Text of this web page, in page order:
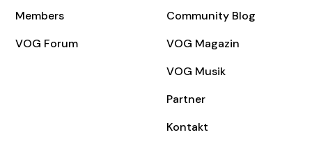
Members
VOG Forum
Community Blog
VOG Magazin
VOG Musik
Partner
Kontakt